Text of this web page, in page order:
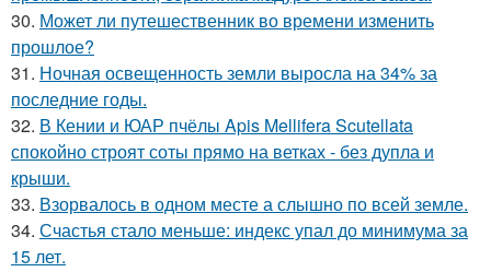
30. Может ли путешественник во времени изменить
прошлое?
31. Ночная освещенность земли выросла на 34% за
последние годы.
32. В Кении и ЮАР пчёлы Apis Mellifera Scutellata
спокойно строят соты прямо на ветках - без дупла и
крыши.
33. Взорвалось в одном месте а слышно по всей земле.
34. Счастья стало меньше: индекс упал до минимума за
15 лет.